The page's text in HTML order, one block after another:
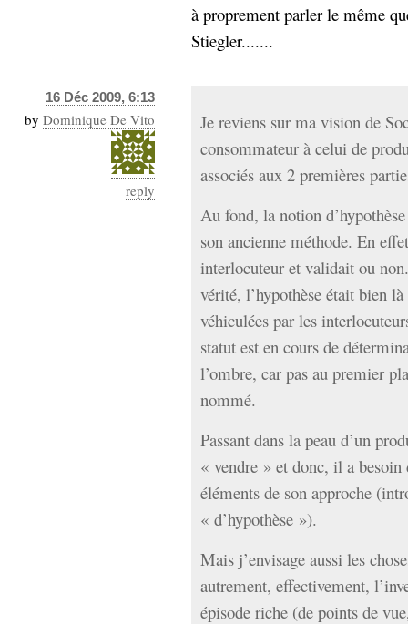
à proprement parler le même
Stiegler.......
16 Déc 2009, 6:13
by Dominique De Vito
reply
Je reviens sur ma vision de
consommateur à celui de
associés aux 2 premières
Au fond, la notion
son ancienne méthode. En
interlocuteur et validait ou
vérité, l’hypothèse était bien
véhiculées par les
statut est en cours de
l’ombre, car pas au premier
nommé.
Passant dans la peau d’un
« vendre » et donc, il a
éléments de son approche
« d’hypothèse »).
Mais j’envisage aussi les
autrement, effectivement,
épisode riche (de points de